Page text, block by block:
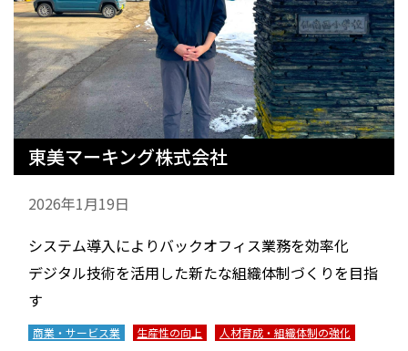
東美マーキング株式会社
2026年1月19日
システム導入によりバックオフィス業務を効率化
デジタル技術を活用した新たな組織体制づくりを目指
す
商業・サービス業 生産性の向上
人材育成・組織体制の強化